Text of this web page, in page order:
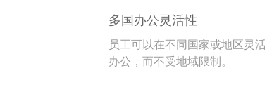
多国办公灵活性
员工可以在不同国家或地区灵活
办公，而不受地域限制。